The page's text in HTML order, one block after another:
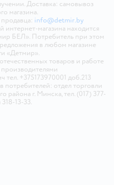
Доставка: самовывоз
магазина.
info@detmir.by
магазина находится
БЕЛ». Потребитель при этом
в любом магазине
«Детмир».
товаров и работе
+375173970001 доб.213
отдел торговли
района г. Минска, тел. (017) 377-
318-13-33.